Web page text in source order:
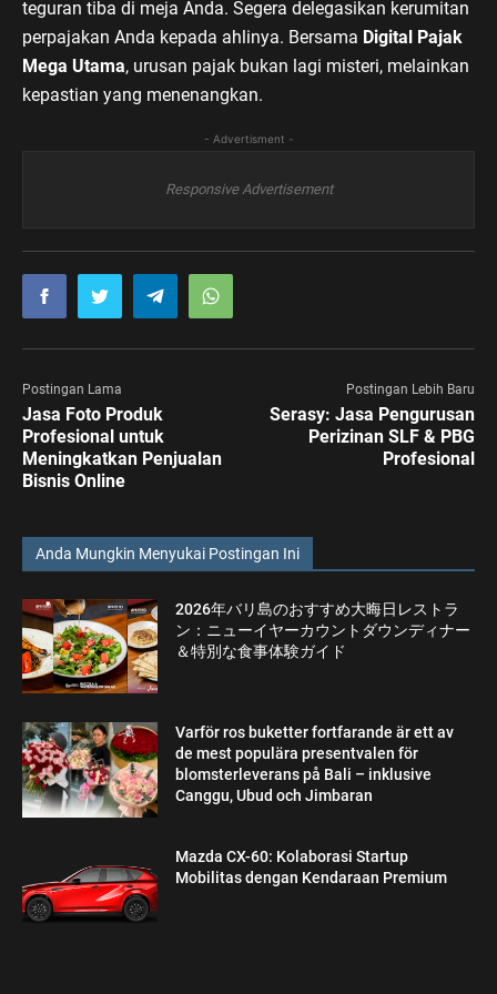
teguran tiba di meja Anda. Segera delegasikan kerumitan
perpajakan Anda kepada ahlinya. Bersama Digital Pajak
Mega Utama, urusan pajak bukan lagi misteri, melainkan
kepastian yang menenangkan.
- Advertisment -
Responsive Advertisement
Postingan Lama
Jasa Foto Produk
Profesional untuk
Meningkatkan Penjualan
Bisnis Online
Postingan Lebih Baru
Serasy: Jasa Pengurusan
Perizinan SLF & PBG
Profesional
Anda Mungkin Menyukai Postingan Ini
2026年バリ島のおすすめ大晦日レストラ
ン：ニューイヤーカウントダウンディナー
＆特別な食事体験ガイド
Varför ros buketter fortfarande är ett av
de mest populära presentvalen för
blomsterleverans på Bali – inklusive
Canggu, Ubud och Jimbaran
Mazda CX-60: Kolaborasi Startup
Mobilitas dengan Kendaraan Premium